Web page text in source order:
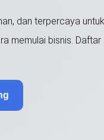
dan terpercaya
memulai bisnis.